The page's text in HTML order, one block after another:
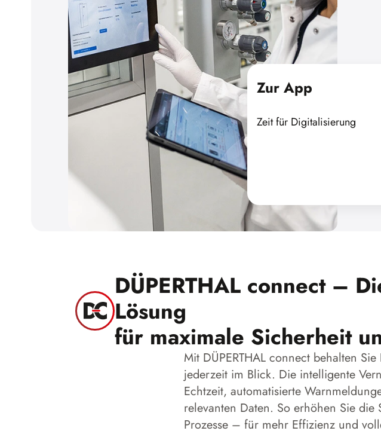
Zur App
Zeit für Digitalisierung
DÜPERTHAL connect –
Lösung
für maximale Sicherheit
Mit DÜPERTHAL connect behalten
jederzeit im Blick. Die intelligente
Echtzeit, automatisierte
relevanten Daten. So erhöhen Sie
Prozesse – für mehr Effizienz und